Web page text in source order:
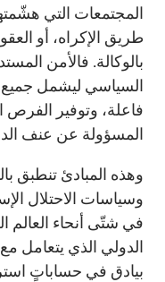
المجتمعات التي
طريق الإكراه، أو
بالوكالة. فالأمن
السياسي ليشمل
فاعلة، وتوفير الفرص
المسؤولة عن عنف
وهذه المبادئ تنطبق
وسياسات الاحتلال
في شتّى أنحاء العالم
الدولي الذي يتعامل
بيادق في حساباتٍ